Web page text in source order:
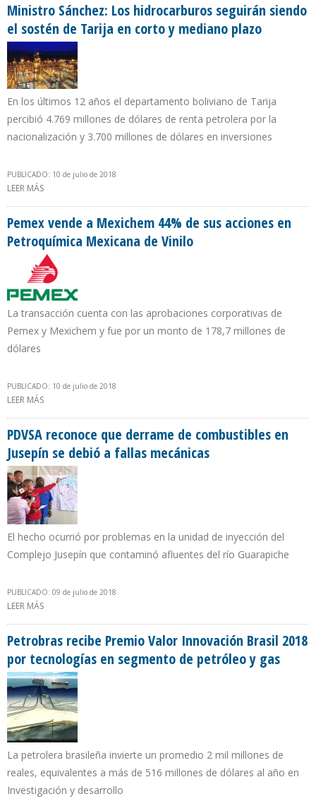
Ministro Sánchez: Los hidrocarburos seguirán siendo
el sostén de Tarija en corto y mediano plazo
En los últimos 12 años el departamento boliviano de Tarija
percibió 4.769 millones de dólares de renta petrolera por la
nacionalización y 3.700 millones de dólares en inversiones
PUBLICADO: 10 de julio de 2018
LEER MÁS
Pemex vende a Mexichem 44% de sus acciones en
Petroquímica Mexicana de Vinilo
La transacción cuenta con las aprobaciones corporativas de
Pemex y Mexichem y fue por un monto de 178,7 millones de
dólares
PUBLICADO: 10 de julio de 2018
LEER MÁS
PDVSA reconoce que derrame de combustibles en
Jusepín se debió a fallas mecánicas
El hecho ocurrió por problemas en la unidad de inyección del
Complejo Jusepín que contaminó afluentes del río Guarapiche
PUBLICADO: 09 de julio de 2018
LEER MÁS
Petrobras recibe Premio Valor Innovación Brasil 2018
por tecnologías en segmento de petróleo y gas
La petrolera brasileña invierte un promedio 2 mil millones de
reales, equivalentes a más de 516 millones de dólares al año en
Investigación y desarrollo